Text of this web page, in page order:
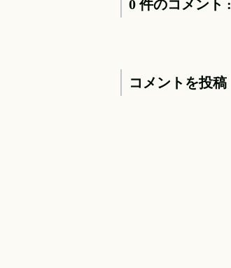
0 件のコメント :
コメントを投稿